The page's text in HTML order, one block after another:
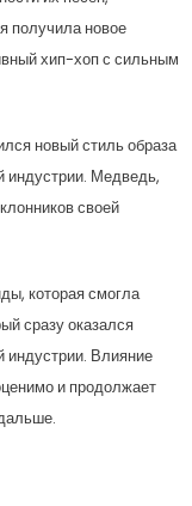
получила новое
хип-хоп с сильным
новый стиль образа
индустрии. Медведь,
своей
которая смогла
сразу оказался
индустрии. Влияние
и продолжает